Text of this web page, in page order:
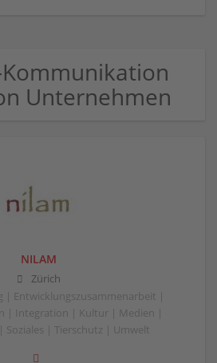
Unternehmen
NILAM
Zürich
| Entwicklungszusammenarbeit |
| Integration | Kultur | Medien |
Soziales | Tierschutz | Umwelt